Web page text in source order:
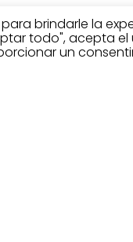
brindarle la
todo", acepta
un